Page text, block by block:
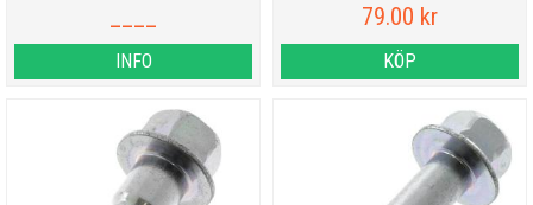
INFO
79.00 kr
KÖP